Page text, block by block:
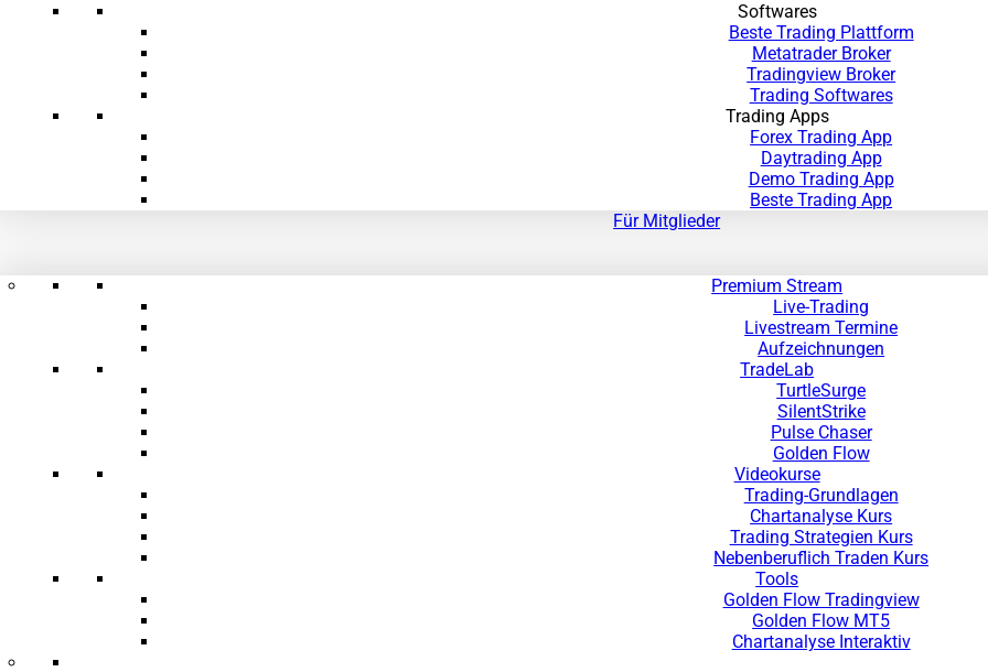
Softwares
Beste Trading Plattform
Metatrader Broker
Tradingview Broker
Trading Softwares
Trading Apps
Forex Trading App
Daytrading App
Demo Trading App
Beste Trading App
Für Mitglieder
Premium Stream
Live-Trading
Livestream Termine
Aufzeichnungen
TradeLab
TurtleSurge
SilentStrike
Pulse Chaser
Golden Flow
Videokurse
Trading-Grundlagen
Chartanalyse Kurs
Trading Strategien Kurs
Nebenberuflich Traden Kurs
Tools
Golden Flow Tradingview
Golden Flow MT5
Chartanalyse Interaktiv